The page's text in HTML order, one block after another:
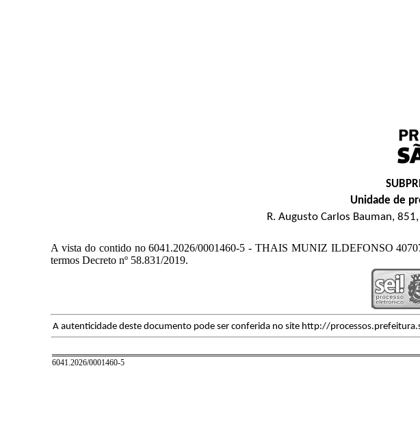
Unidade de
R. Augusto Carlos Bauman,
A vista do contido no 6041.2026/0001460-5 - THAIS MUNIZ ILDEFONSO
termos Decreto nº 58.831/2019.
A autenticidade deste documento pode ser conferida no site http://
6041.2026/0001460-5